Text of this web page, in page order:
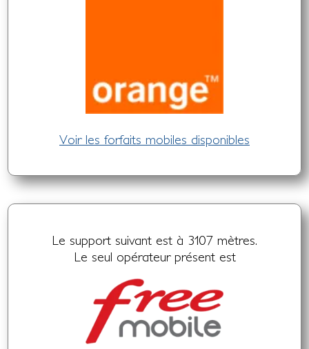
Voir les forfaits mobiles disponibles
Le support suivant est à 3107 mètres.
Le seul opérateur présent est